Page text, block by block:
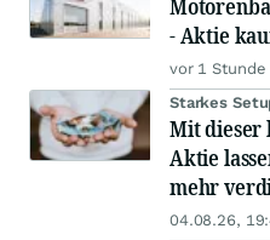
- Aktie
vor 1 Stunde
Starkes
Mit dieser
Aktie
mehr
04.08.26,